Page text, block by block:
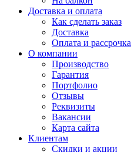
Доставка и оплата
Как сделать заказ
Доставка
Оплата и рассрочка
О компании
Производство
Гарантия
Портфолио
Отзывы
Реквизиты
Вакансии
Карта сайта
Клиентам
Скидки и акции